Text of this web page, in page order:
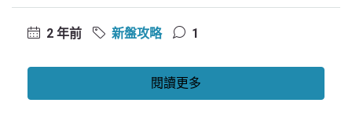
2 年前 新盤攻略 1
閱讀更多